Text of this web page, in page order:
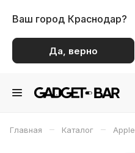
Ваш город Краснодар?
Да, верно
Главная – Каталог – Apple